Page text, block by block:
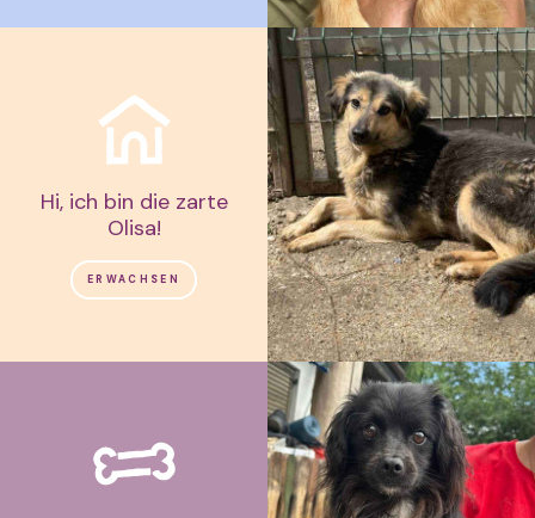
Hi, ich bin die zarte
Olisa!
ERWACHSEN